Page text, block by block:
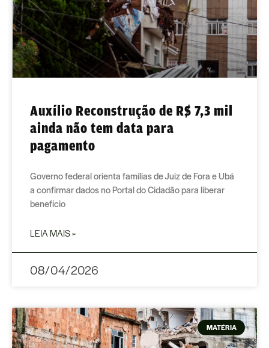
Auxílio Reconstrução de R$ 7,3 mil
ainda não tem data para
pagamento
Governo federal orienta famílias de Juiz de Fora e Ubá
a confirmar dados no Portal do Cidadão para liberar
benefício
LEIA MAIS »
08/04/2026
MATÉRIA